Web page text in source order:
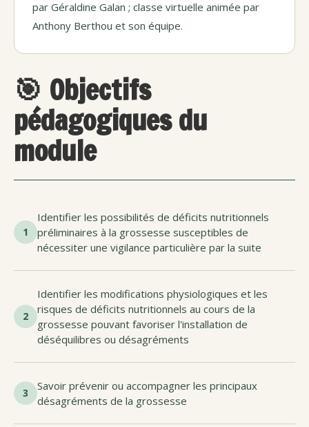
par Géraldine Galan ; classe virtuelle animée par
Anthony Berthou et son équipe.
🎯 Objectifs
pédagogiques du
module
1
Identifier les possibilités de déficits nutritionnels
préliminaires à la grossesse susceptibles de
nécessiter une vigilance particulière par la suite
2
Identifier les modifications physiologiques et les
risques de déficits nutritionnels au cours de la
grossesse pouvant favoriser l'installation de
déséquilibres ou désagréments
3
Savoir prévenir ou accompagner les principaux
désagréments de la grossesse